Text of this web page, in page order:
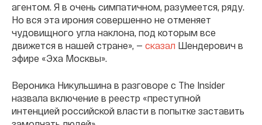
агентом. Я в очень симпатичном, разумеется, ряду.
Но вся эта ирония совершенно не отменяет
чудовищного угла наклона, под которым все
движется в нашей стране», — сказал Шендерович в
эфире «Эха Москвы».
Вероника Никульшина в разговоре с The Insider
назвала включение в реестр «преступной
интенцией российской власти в попытке заставить